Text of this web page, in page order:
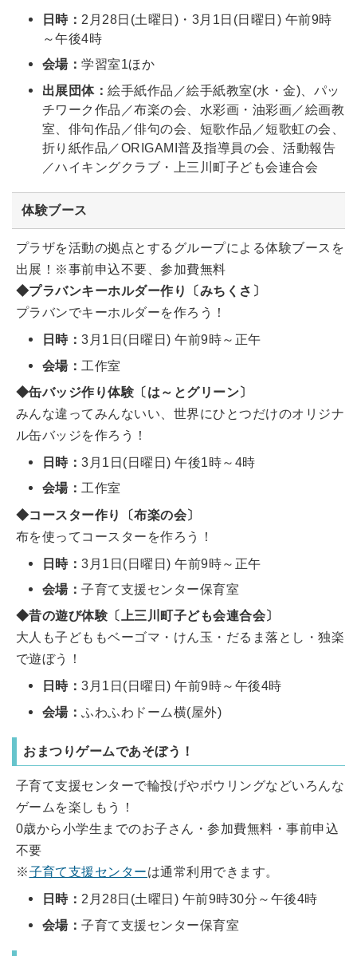
日時： 2月28日(土曜日)・3月1日(日曜日) 午前9時
～午後4時
会場：学習室1ほか
出展団体：絵手紙作品／絵手紙教室(水・金)、パッ
チワーク作品／布楽の会、水彩画・油彩画／絵画教
室、俳句作品／俳句の会、短歌作品／短歌虹の会、
折り紙作品／ORIGAMI普及指導員の会、活動報告
／ハイキングクラブ・上三川町子ども会連合会
体験ブース
プラザを活動の拠点とするグループによる体験ブースを
出展！※事前申込不要、参加費無料
◆プラバンキーホルダー作り〔みちくさ〕
プラバンでキーホルダーを作ろう！
日時：3月1日(日曜日) 午前9時～正午
会場： 工作室
◆缶バッジ作り体験〔は～とグリーン〕
みんな違ってみんないい、世界にひとつだけのオリジナ
ル缶バッジを作ろう！
日時：3月1日(日曜日) 午後1時～4時
会場： 工作室
◆コースター作り〔布楽の会〕
布を使ってコースターを作ろう！
日時：3月1日(日曜日) 午前9時～正午
会場：子育て支援センター保育室
◆昔の遊び体験〔上三川町子ども会連合会〕
大人も子どももベーゴマ・けん玉・だるま落とし・独楽
で遊ぼう！
日時：3月1日(日曜日) 午前9時～午後4時
会場：ふわふわドーム横(屋外)
おまつりゲームであそぼう！
子育て支援センターで輪投げやボウリングなどいろんな
ゲームを楽しもう！
0歳から小学生までのお子さん・参加費無料・事前申込
不要
※子育て支援センターは通常利用できます。
日時： 2月28日(土曜日) 午前9時30分～午後4時
会場：子育て支援センター保育室